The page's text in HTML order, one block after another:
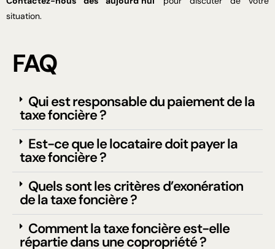
situation.
FAQ
Qui est responsable du paiement de la
taxe foncière ?
Est-ce que le locataire doit payer la
taxe foncière ?
Quels sont les critères d’exonération
de la taxe foncière ?
Comment la taxe foncière est-elle
répartie dans une copropriété ?